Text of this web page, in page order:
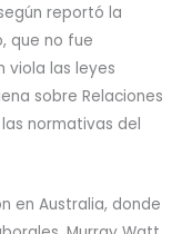
reportó la
que no fue
viola las leyes
sobre Relaciones
normativas del
en Australia, donde